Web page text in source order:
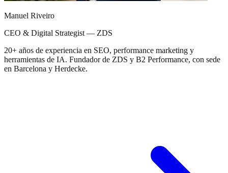
Manuel Riveiro
CEO & Digital Strategist — ZDS
20+ años de experiencia en SEO, performance marketing y
herramientas de IA. Fundador de ZDS y B2 Performance, con sede
en Barcelona y Herdecke.